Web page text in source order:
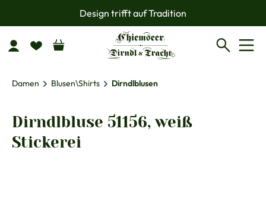
Zum Hauptinhalt springenDesign trifft auf Tradition
Damen Blusen\Shirts Dirndlblusen
Dirndlbluse 51156, weiß
Stickerei